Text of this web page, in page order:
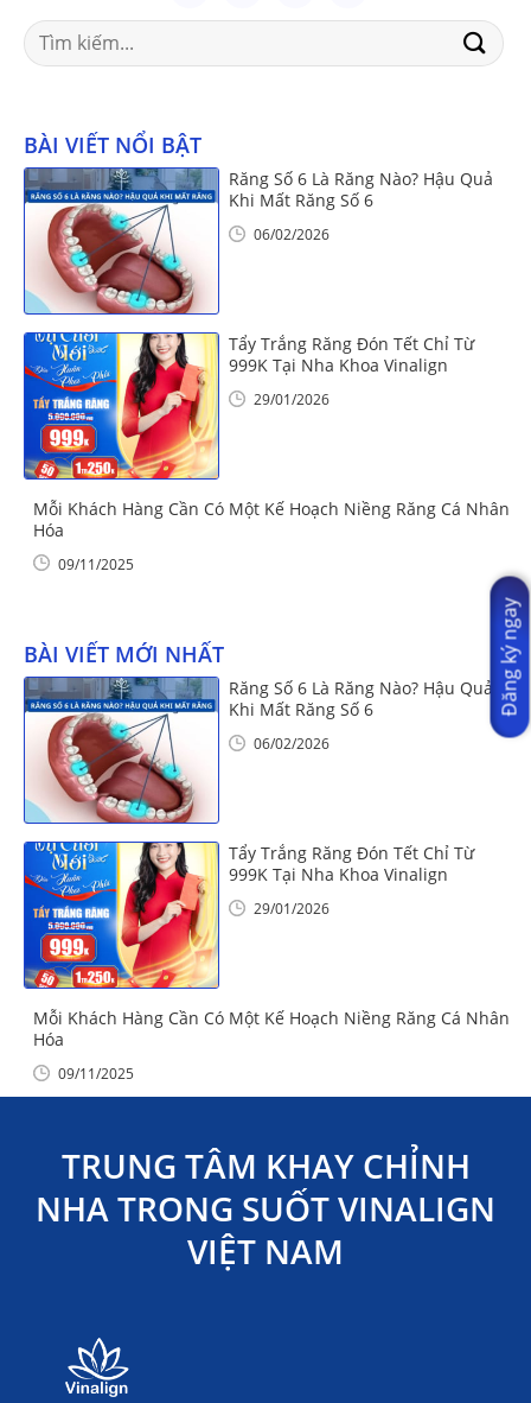
Search
for:
BÀI VIẾT NỔI BẬT
Răng Số 6 Là Răng Nào? Hậu Quả
Khi Mất Răng Số 6
06/02/2026
Tẩy Trắng Răng Đón Tết Chỉ Từ
999K Tại Nha Khoa Vinalign
29/01/2026
Mỗi Khách Hàng Cần Có Một Kế Hoạch Niềng Răng Cá Nhân
Hóa
09/11/2025
BÀI VIẾT MỚI NHẤT
Răng Số 6 Là Răng Nào? Hậu Quả
Khi Mất Răng Số 6
06/02/2026
Tẩy Trắng Răng Đón Tết Chỉ Từ
999K Tại Nha Khoa Vinalign
29/01/2026
Mỗi Khách Hàng Cần Có Một Kế Hoạch Niềng Răng Cá Nhân
Hóa
09/11/2025
TRUNG TÂM KHAY CHỈNH
NHA TRONG SUỐT VINALIGN
VIỆT NAM
Đăng ký ngay